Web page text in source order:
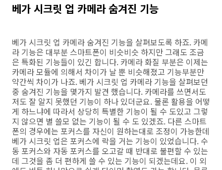
베가 시크릿 업 카메라 숨겨진 기능
베가 시크릿 업 카메라 숨겨진 기능을 살펴보도록 하죠. 카메
라 기능은 대부분 스마트폰이 비슷비슷 하지만 그래도 조금
은 특화된 기능들이 있긴 합니다. 카메라 화질 부분은 이제는
카메라 모듈에 의해서 차이가 날 뿐 비슷해졌고 기능부분만
약간씩 차이가 나죠. 베가 시크릿 업 카메라 기능을 살펴보던
중 숨겨진 기능을 몇가지 발견 했습니다. 카메라를 쓰면서도
저도 잘 알지 못했던 기능이 하나 있더군요. 물론 활용을 어떻
게 하느냐에 따라서 상당히 특별한 기능이 될 수 도있고 그렇
지 않으면 별 쓸모 없는 기능이 될 수 도 있겠죠. 다른 스마트
폰의 경우에는 포커스를 자신이 원하는대로 조정이 가능한데
베가 시크릿 업은 포커스에 락을 거는 기능이 있었습니다. 수
동 포커스와 자동 포커스를 오고갈 때 반대로 불편할 수 있는
데 그것을 좀 더 편하게 쓸 수 있는 기능이 되겠는데요. 이 외